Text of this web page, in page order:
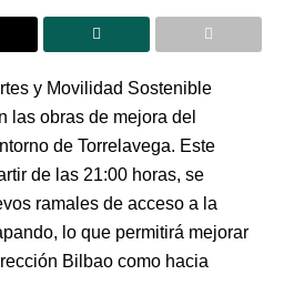
y Movilidad Sostenible
las obras de mejora del
de Torrelavega. Este
de las 21:00 horas, se
ramales de acceso a la
lo que permitirá mejorar
Bilbao como hacia